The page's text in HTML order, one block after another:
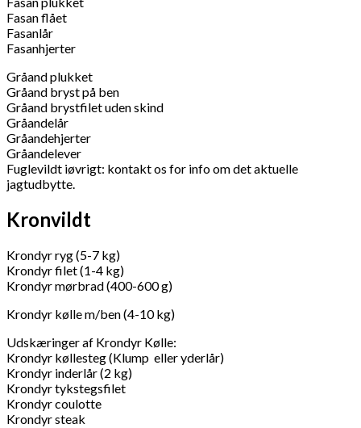
Fasan flået
Fasanlår
Fasanhjerter
Gråand plukket
Gråand bryst på ben
Gråand brystfilet uden skind
Gråandelår
Gråandehjerter
Gråandelever
Fuglevildt iøvrigt: kontakt os for info om det aktuelle
jagtudbytte.
Kronvildt
Krondyr ryg (5-7 kg)
Krondyr filet (1-4 kg)
Krondyr mørbrad (400-600 g)
Krondyr kølle m/ben (4-10 kg)
Udskæringer af Krondyr Kølle:
Krondyr køllesteg (Klump eller yderlår)
Krondyr inderlår (2 kg)
Krondyr tykstegsfilet
Krondyr coulotte
Krondyr steak